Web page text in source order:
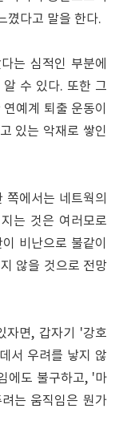
꼈다고 말을 한다.
는 심적인 부분에
수 있다. 또한 그
예계 퇴출 운동이
있는 악재로 쌓인
에서는 네트웍의
는 것은 여러모로
비난으로 불같이
않을 것으로 전망
자면, 갑자기 '강호
서 우려를 낳지 않
에도 불구하고, '마
는 움직임은 뭔가